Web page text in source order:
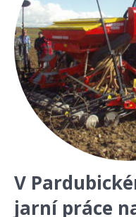
V
jarní práce